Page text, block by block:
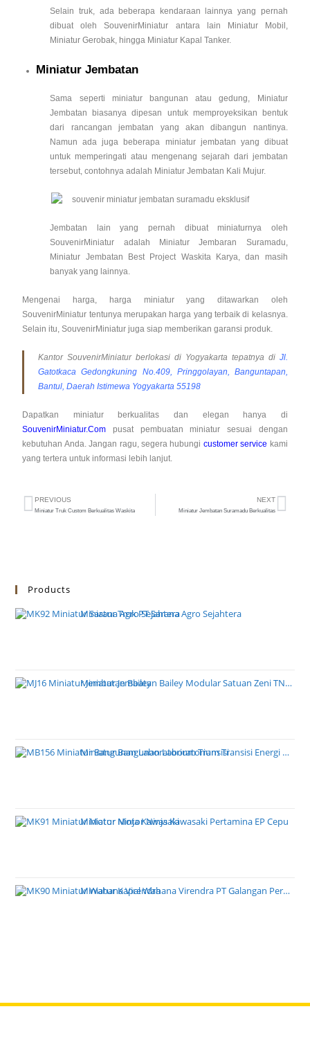
Selain truk, ada beberapa kendaraan lainnya yang pernah
dibuat oleh SouvenirMiniatur antara lain Miniatur Mobil,
Miniatur Gerobak, hingga Miniatur Kapal Tanker.
Miniatur Jembatan
Sama seperti miniatur bangunan atau gedung, Miniatur
Jembatan biasanya dipesan untuk memproyeksikan bentuk
dari rancangan jembatan yang akan dibangun nantinya.
Namun ada juga beberapa miniatur jembatan yang dibuat
untuk memperingati atau mengenang sejarah dari jembatan
tersebut, contohnya adalah Miniatur Jembatan Kali Mujur.
Jembatan lain yang pernah dibuat miniaturnya oleh
SouvenirMiniatur adalah Miniatur Jembaran Suramadu,
Miniatur Jembatan Best Project Waskita Karya, dan masih
banyak yang lainnya.
Mengenai harga, harga miniatur yang ditawarkan oleh
SouvenirMiniatur tentunya merupakan harga yang terbaik di kelasnya.
Selain itu, SouvenirMiniatur juga siap memberikan garansi produk.
Kantor SouvenirMiniatur berlokasi di Yogyakarta tepatnya di Jl.
Gatotkaca Gedongkuning No.409, Pringgolayan, Banguntapan,
Bantul, Daerah Istimewa Yogyakarta 55198
Dapatkan miniatur berkualitas dan elegan hanya di
SouvenirMiniatur.Com pusat pembuatan miniatur sesuai dengan
kebutuhan Anda. Jangan ragu, segera hubungi customer service kami
yang tertera untuk informasi lebih lanjut.
PREVIOUS
Miniatur Truk Custom Berkualitas Waskita
NEXT
Miniatur Jembatan Suramadu Berkualitas
Products
Miniatur Truk PT Sarana Agro Sejahtera
Miniatur Jembatan Bailey Modular Satuan Zeni TNI AD
Miniatur Bangunan Laboratorium Transisi Energi PT PLN
Miniatur Motor Ninja Kawasaki Pertamina EP Cepu
Miniatur Kapal Wahana Virendra PT Galangan Perkasa Pratama